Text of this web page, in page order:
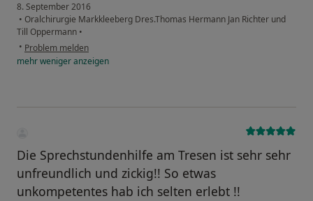
8. September 2016
• Oralchirurgie Markkleeberg Dres.Thomas Hermann Jan Richter und
Till Oppermann •
• Problem melden
mehrwenigeranzeigen
Die Sprechstundenhilfe am Tresen ist sehr sehr
unfreundlich und zickig!! So etwas
unkompetentes hab ich selten erlebt !!